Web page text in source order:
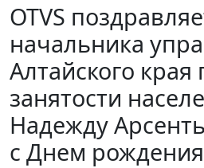
OTVS
начальника
Алтайского края
занятости
Надежду
с Днем